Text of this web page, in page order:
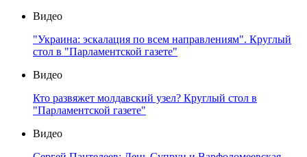
Видео
"Украина: эскалация по всем направлениям". Круглый
стол в "Парламентской газете"
Видео
Кто развяжет молдавский узел? Круглый стол в
"Парламентской газете"
Видео